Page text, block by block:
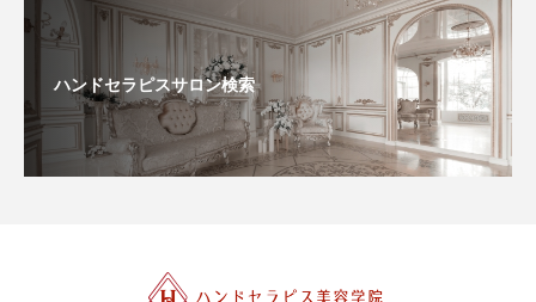
ハンドセラピスサロン検索